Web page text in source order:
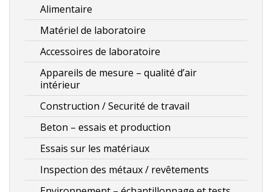
Alimentaire
Matériel de laboratoire
Accessoires de laboratoire
Appareils de mesure – qualité d’air
intérieur
Construction / Securité de travail
Beton – essais et production
Essais sur les matériaux
Inspection des métaux / revêtements